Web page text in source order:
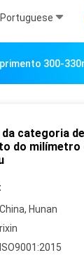
Portuguese
300-
categoria
do
China, Hunan
rixin
ISO9001:2015